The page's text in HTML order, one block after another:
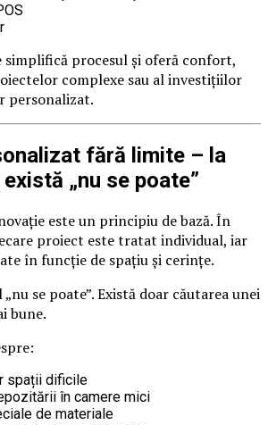
simplifică procesul și oferă confort,
complexe sau al investițiilor
personalizat.
fără limite – la
„nu se poate”
este un principiu de bază. În
proiect este tratat individual, iar
în funcție de spațiu și cerințe.
se poate”. Există doar căutarea unei
bune.
spații dificile
în camere mici
de materiale